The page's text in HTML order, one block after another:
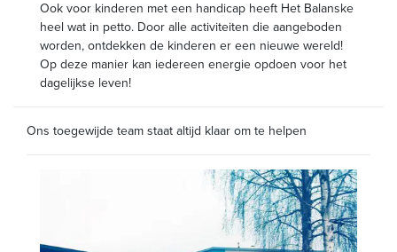
Ook voor kinderen met een handicap heeft Het Balanske
heel wat in petto. Door alle activiteiten die aangeboden
worden, ontdekken de kinderen er een nieuwe wereld!
Op deze manier kan iedereen energie opdoen voor het
dagelijkse leven!
Ons toegewijde team staat altijd klaar om te helpen